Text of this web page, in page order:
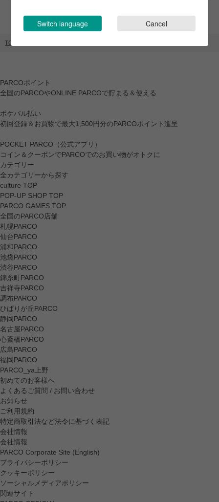
TOP
PARCOポイント
全国のPARCOやONLINE PARCOで貯まる＆使える
ポケパル払い
初回登録＆お買物で最大1,500円分のPARCOポイント進呈
POCKET PARCO（公式アプリ）
コイン＆クーポンでPARCOでのお買い物がオトクに
カテゴリー
全カテゴリーから探す
culture TOP
POP-UP SHOP TOP
PARCO GAMES TOP
全国のPARCO店舗
札幌PARCO
仙台PARCO
浦和PARCO
池袋PARCO
渋谷PARCO
錦糸町PARCO
吉祥寺PARCO
調布PARCO
ひばりが丘PARCO
静岡PARCO
名古屋PARCO
心斎橋PARCO
広島PARCO
福岡PARCO
PARCO_ya上野
初めてのお客様へ
よくあるご質問 / お問い合わせ
お知らせ
ご利用規約
特定商取引法など法令に基づく表記
会社情報
会社情報
PARCO Corporate Site (English)
プライバシーポリシー
クッキーポリシー
ソーシャルメディアポリシー
関連サイト
Switch language Cancel